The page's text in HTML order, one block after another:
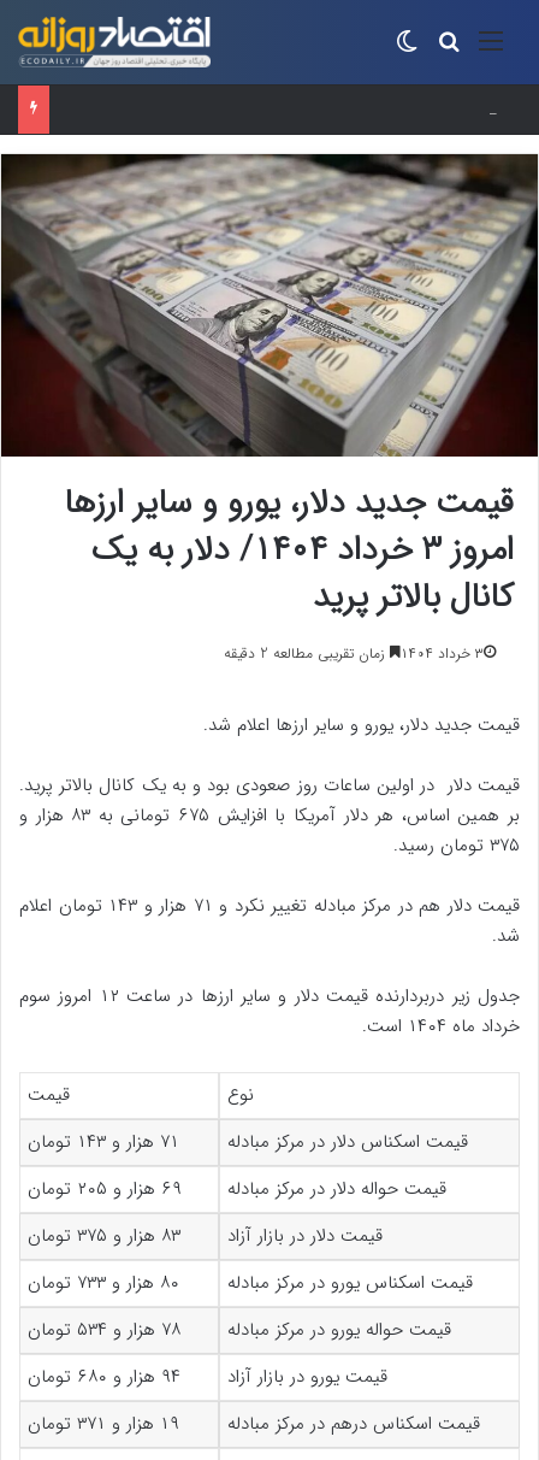
منو جستجو برای
قیمت جدید دلار، یورو و سایر ارزها
امروز ۳ خرداد ۱۴۰۴/ دلار به یک
کانال بالاتر پرید
۳ خرداد ۱۴۰۴ زمان تقریبی مطالعه 2 دقیقه
قیمت جدید دلار، یورو و سایر ارزها اعلام شد.
قیمت‌ دلار در اولین ساعات روز صعودی بود و به یک کانال بالاتر پرید.
بر همین اساس، هر دلار آمریکا با افزایش ۶۷۵ تومانی به ۸۳ هزار و
۳۷۵ تومان رسید.
قیمت دلار هم در مرکز مبادله تغییر نکرد و ۷۱ هزار و ۱۴۳ تومان اعلام
شد.
جدول زیر دربردارنده قیمت دلار و سایر ارزها در ساعت ۱۲ امروز سوم
خرداد ماه ۱۴۰۴ است.
نوع
قیمت
قیمت اسکناس دلار در مرکز مبادله
۷۱ هزار و ۱۴۳ تومان
قیمت حواله دلار در مرکز مبادله
۶۹ هزار و ۲۰۵ تومان
قیمت دلار در بازار آزاد
۸۳ هزار و ۳۷۵ تومان
قیمت اسکناس یورو در مرکز مبادله
۸۰ هزار و ۷۳۳ تومان
قیمت حواله یورو در مرکز مبادله
۷۸ هزار و ۵۳۴ تومان
قیمت یورو در بازار آزاد
۹۴ هزار و ۶۸۰ تومان
قیمت اسکناس درهم در مرکز مبادله
۱۹ هزار و ۳۷۱ تومان